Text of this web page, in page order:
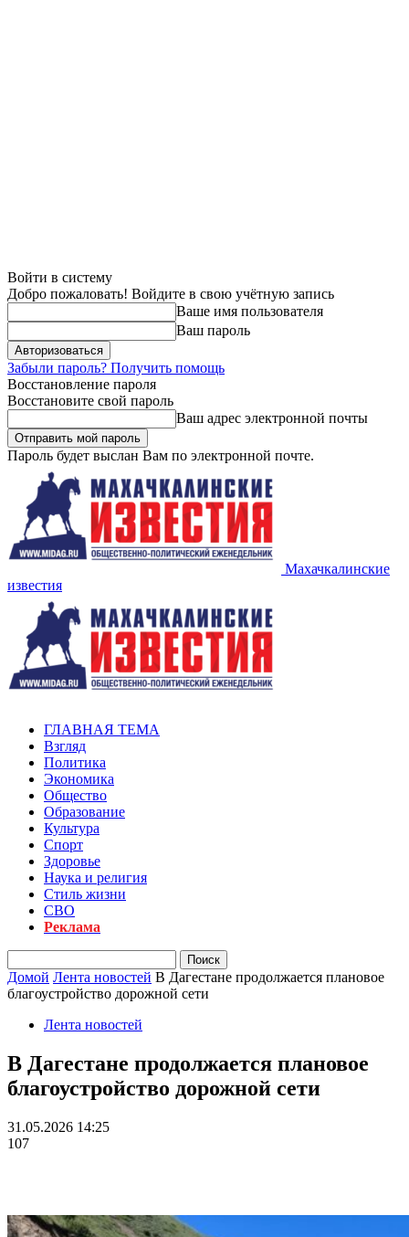
Войти в систему
Добро пожаловать! Войдите в свою учётную запись
Ваше имя пользователя
Ваш пароль
Забыли пароль? Получить помощь
Восстановление пароля
Восстановите свой пароль
Ваш адрес электронной почты
Пароль будет выслан Вам по электронной почте.
Махачкалинские
известия
ГЛАВНАЯ ТЕМА
Взгляд
Политика
Экономика
Общество
Образование
Культура
Спорт
Здоровье
Наука и религия
Стиль жизни
СВО
Реклама
Домой Лента новостей В Дагестане продолжается плановое
благоустройство дорожной сети
Лента новостей
В Дагестане продолжается плановое
благоустройство дорожной сети
31.05.2026 14:25
107